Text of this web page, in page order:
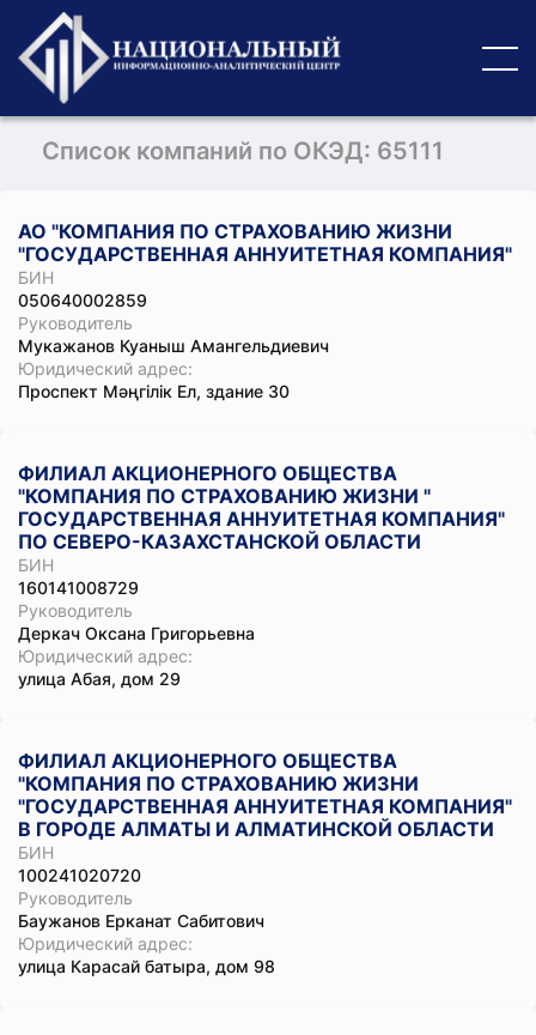
Список компаний по ОКЭД: 65111
АО "КОМПАНИЯ ПО СТРАХОВАНИЮ ЖИЗНИ
"ГОСУДАРСТВЕННАЯ АННУИТЕТНАЯ КОМПАНИЯ"
БИН
050640002859
Руководитель
Мукажанов Куаныш Амангельдиевич
Юридический адрес:
Проспект Мәңгілік Ел, здание 30
ФИЛИАЛ АКЦИОНЕРНОГО ОБЩЕСТВА
"КОМПАНИЯ ПО СТРАХОВАНИЮ ЖИЗНИ "
ГОСУДАРСТВЕННАЯ АННУИТЕТНАЯ КОМПАНИЯ"
ПО СЕВЕРО-КАЗАХСТАНСКОЙ ОБЛАСТИ
БИН
160141008729
Руководитель
Деркач Оксана Григорьевна
Юридический адрес:
улица Абая, дом 29
ФИЛИАЛ АКЦИОНЕРНОГО ОБЩЕСТВА
"КОМПАНИЯ ПО СТРАХОВАНИЮ ЖИЗНИ
"ГОСУДАРСТВЕННАЯ АННУИТЕТНАЯ КОМПАНИЯ"
В ГОРОДЕ АЛМАТЫ И АЛМАТИНСКОЙ ОБЛАСТИ
БИН
100241020720
Руководитель
Баужанов Ерканат Сабитович
Юридический адрес:
улица Карасай батыра, дом 98